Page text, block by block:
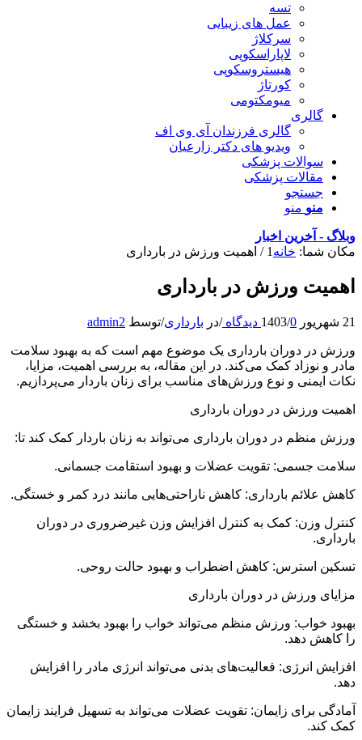
تسه
عمل های زیبایی
سرکلاژ
لاپاراسکوپی
هیستروسکوپی
کورتاژ
میومکتومی
گالری
گالری فرزندان آی وی اف
ویدیو های دکتر زارعیان
سوالات پزشکی
مقالات پزشکی
جستجو
منو منو
وبلاگ - آخرین اخبار
مکان شما: خانه 1
/ اهمیت ورزش در بارداری
اهمیت ورزش در بارداری
21 شهریور 1403 /0 دیدگاه /در بارداری/توسط admin2
ورزش در دوران بارداری یک موضوع مهم است که به بهبود سلامت
مادر و نوزاد کمک می‌کند. در این مقاله، به بررسی اهمیت، مزایا،
نکات ایمنی و نوع ورزش‌های مناسب برای زنان باردار می‌پردازیم.
اهمیت ورزش در دوران بارداری
ورزش منظم در دوران بارداری می‌تواند به زنان باردار کمک کند تا:
سلامت جسمی: تقویت عضلات و بهبود استقامت جسمانی.
کاهش علائم بارداری: کاهش ناراحتی‌هایی مانند درد کمر و خستگی.
کنترل وزن: کمک به کنترل افزایش وزن غیرضروری در دوران
بارداری.
تسکین استرس: کاهش اضطراب و بهبود حالت روحی.
مزایای ورزش در دوران بارداری
بهبود خواب: ورزش منظم می‌تواند خواب را بهبود بخشد و خستگی
را کاهش دهد.
افزایش انرژی: فعالیت‌های بدنی می‌تواند انرژی مادر را افزایش
دهد.
آمادگی برای زایمان: تقویت عضلات می‌تواند به تسهیل فرایند زایمان
کمک کند.